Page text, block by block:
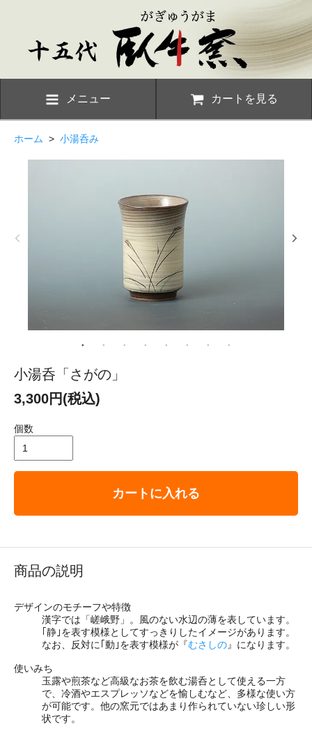
メニュー カートを見る
ホーム > 小湯呑み
小湯呑「さがの」
3,300円(税込)
個数
カートに入れる
商品の説明
デザインのモチーフや特徴
漢字では「嵯峨野」。風のない水辺の薄を表しています。
｢静｣を表す模様としてすっきりしたイメージがあります。
なお、反対に｢動｣を表す模様が『むさしの』になります。
使いみち
玉露や煎茶など高級なお茶を飲む湯呑として使える一方
で、冷酒やエスプレッソなどを愉しむなど、多様な使い方
が可能です。他の窯元ではあまり作られていない珍しい形
状です。